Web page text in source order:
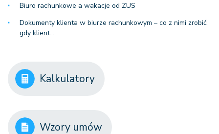
Biuro rachunkowe a wakacje od ZUS
Dokumenty klienta w biurze rachunkowym – co z nimi zrobić,
gdy klient…
Kalkulatory
Wzory umów